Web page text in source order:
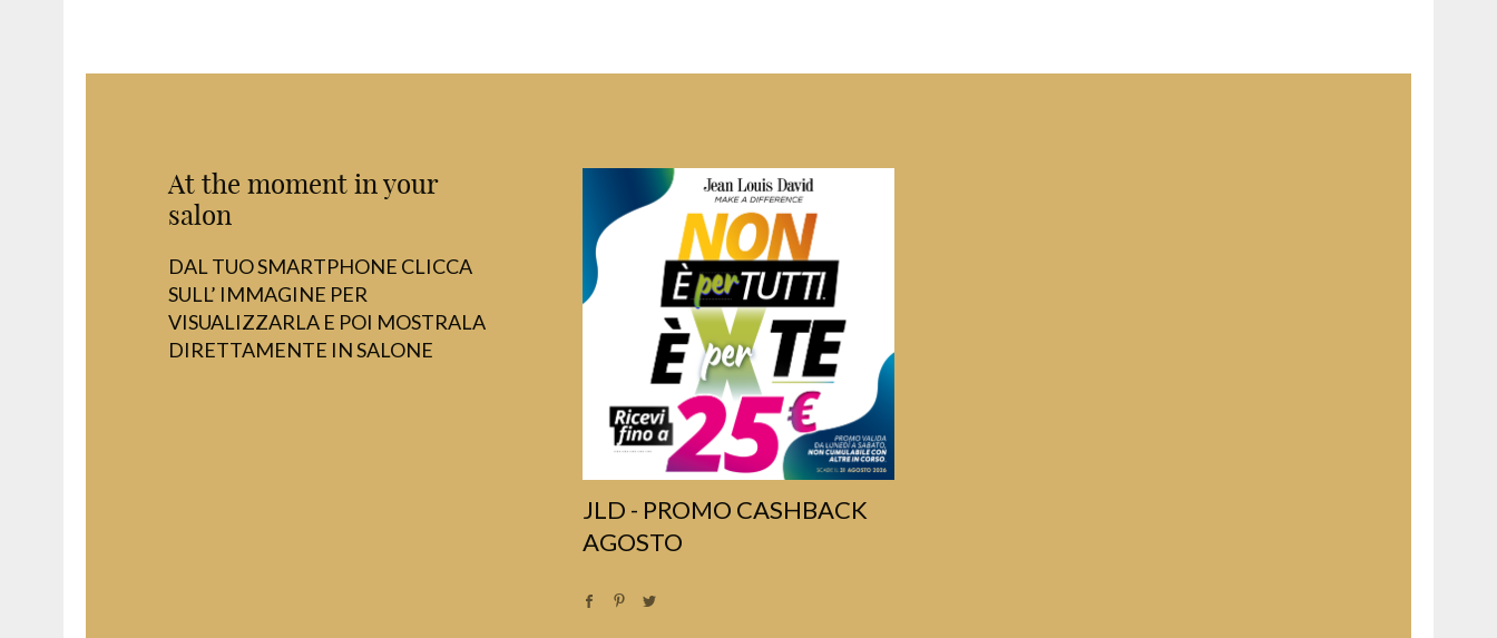
At the moment in your
salon
DAL TUO SMARTPHONE CLICCA
SULL’ IMMAGINE PER
VISUALIZZARLA E POI MOSTRALA
DIRETTAMENTE IN SALONE
JLD - PROMO CASHBACK
AGOSTO